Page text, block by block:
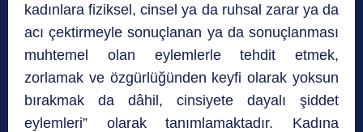
kadınlara fiziksel, cinsel ya da ruhsal zarar ya da
acı çektirmeyle sonuçlanan ya da sonuçlanması
muhtemel olan eylemlerle tehdit etmek,
zorlamak ve özgürlüğünden keyfi olarak yoksun
bırakmak da dâhil, cinsiyete dayalı şiddet
eylemleri” olarak tanımlamaktadır. Kadına